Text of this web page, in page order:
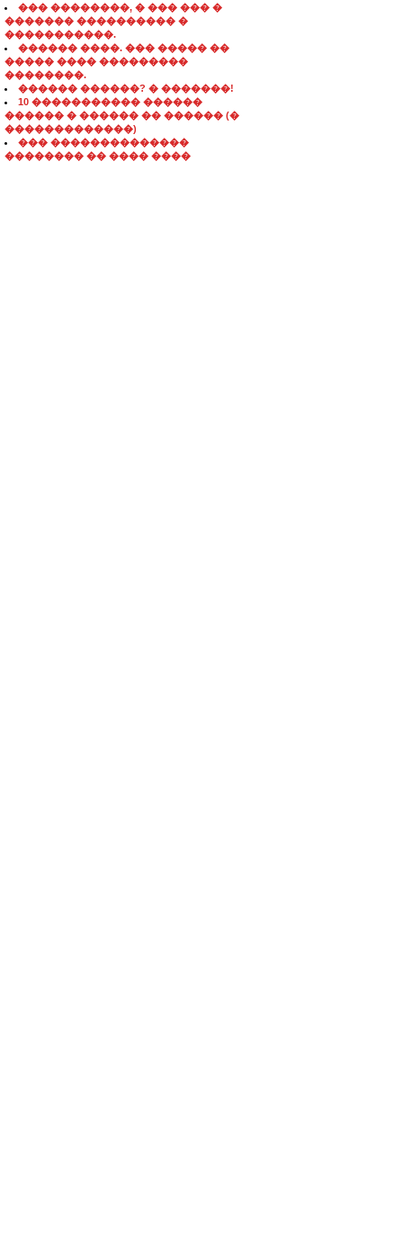
��� ��������, � ��� ��� �
������� ���������� �
�����������.
������ ����. ��� ����� ��
����� ���� ���������
��������.
������ ������? � �������!
10 ����������� ������
������ � ������ �� ������ (�
�������������)
��� ��������������
�������� �� ���� ����